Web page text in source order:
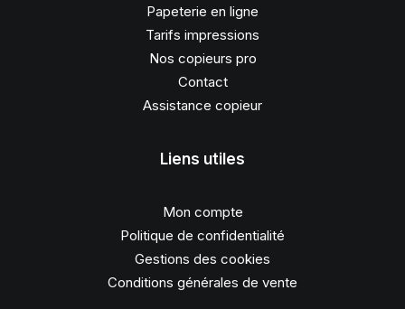
Papeterie en ligne
Tarifs impressions
Nos copieurs pro
Contact
Assistance copieur
Liens utiles
Mon compte
Politique de confidentialité
Gestions des cookies
Conditions générales de vente